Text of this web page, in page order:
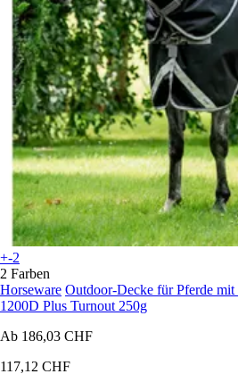
+-2
2 Farben
Horseware Outdoor-Decke für Pferde
1200D Plus Turnout 250g
Ab 186,03 CHF
117,12 CHF